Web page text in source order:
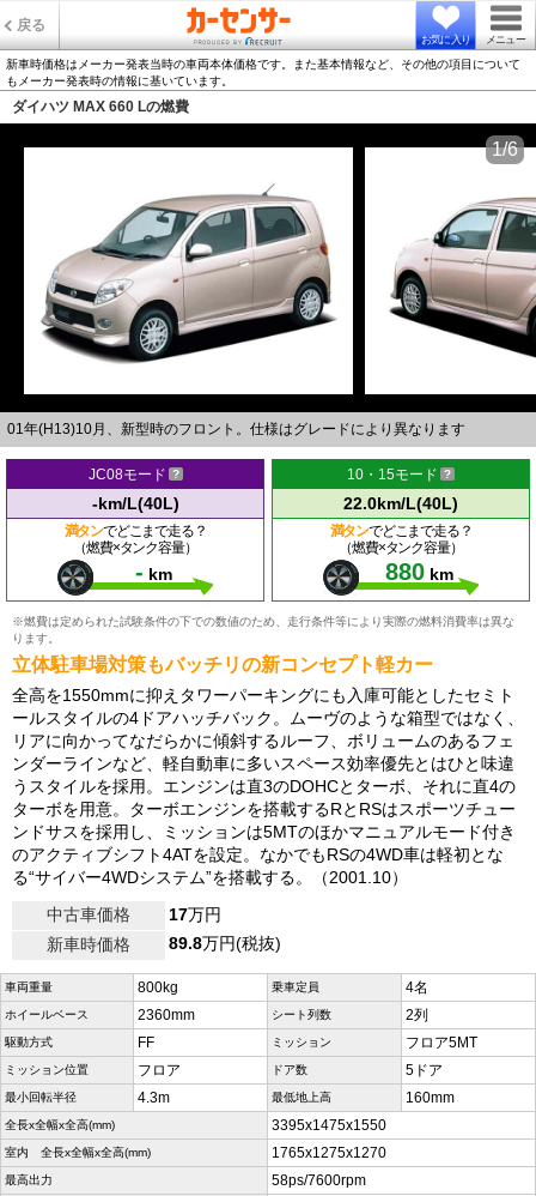
戻る
お気に入り メニュー
新車時価格はメーカー発表当時の車両本体価格です。また基本情報など、その他の項目について
もメーカー発表時の情報に基いています。
ダイハツ MAX 660 Lの燃費
01年(H13)10月、新型時のフロント。仕様はグレードにより異なります
1/6
JC08モード
-km/L(40L)
満タンでどこまで走る？
（燃費×タンク容量）
- km
10・15モード
22.0km/L(40L)
満タンでどこまで走る？
（燃費×タンク容量）
880 km
※燃費は定められた試験条件の下での数値のため、走行条件等により実際の燃料消費率は異な
ります。
立体駐車場対策もバッチリの新コンセプト軽カー
全高を1550mmに抑えタワーパーキングにも入庫可能としたセミト
ールスタイルの4ドアハッチバック。ムーヴのような箱型ではなく、
リアに向かってなだらかに傾斜するルーフ、ボリュームのあるフェ
ンダーラインなど、軽自動車に多いスペース効率優先とはひと味違
うスタイルを採用。エンジンは直3のDOHCとターボ、それに直4の
ターボを用意。ターボエンジンを搭載するRとRSはスポーツチュー
ンドサスを採用し、ミッションは5MTのほかマニュアルモード付き
のアクティブシフト4ATを設定。なかでもRSの4WD車は軽初とな
る“サイバー4WDシステム”を搭載する。（2001.10）
中古車価格
17万円
新車時価格
89.8万円(税抜)
車両重量 800kg 乗車定員 4名
ホイールベース 2360mm シート列数 2列
駆動方式 FF ミッション フロア5MT
ミッション位置 フロア ドア数 5ドア
最小回転半径 4.3m 最低地上高 160mm
全長x全幅x全高(mm) 3395x1475x1550
室内 全長x全幅x全高(mm) 1765x1275x1270
最高出力 58ps/7600rpm